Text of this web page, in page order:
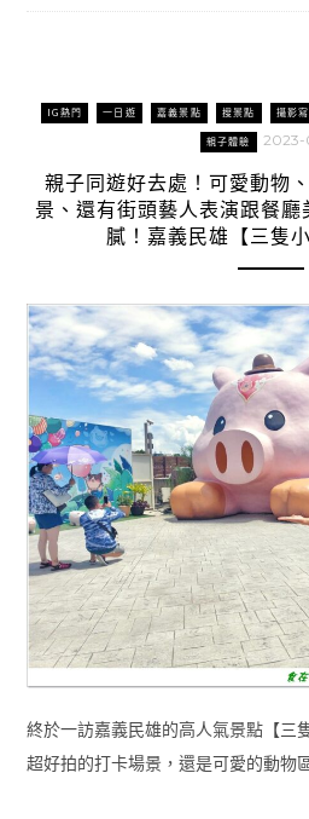
IG熱門 一日遊 嘉義景點 搜景點 攝影
親子體驗 2023-
親子同遊好去處！可愛動物
景、還有街頭藝人表演跟餐
膩！嘉義民雄【三隻
終於一訪嘉義民雄的高人氣景點【三
超好拍的打卡場景，還是可愛的動物